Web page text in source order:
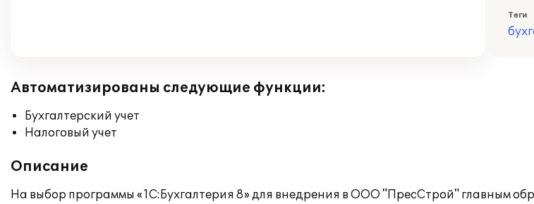
Теги
Автоматизированы следующие функции:
Бухгалтерский учет
Налоговый учет
Описание
На выбор программы «1С:Бухгалтерия 8» для внедрения в ООО "ПресСтрой" главным